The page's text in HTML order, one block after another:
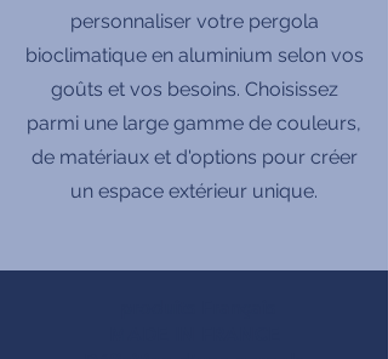
personnaliser votre pergola
bioclimatique en aluminium selon vos
goûts et vos besoins. Choisissez
parmi une large gamme de couleurs,
de matériaux et d'options pour créer
un espace extérieur unique.